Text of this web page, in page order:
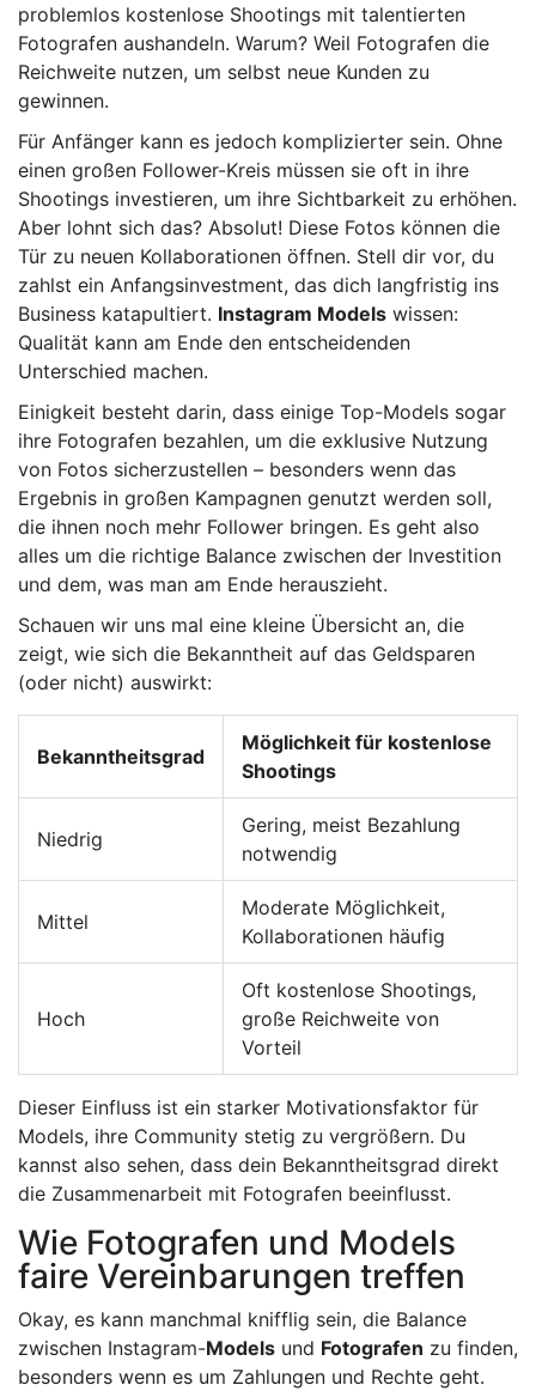
problemlos kostenlose Shootings mit talentierten
Fotografen aushandeln. Warum? Weil Fotografen die
Reichweite nutzen, um selbst neue Kunden zu
gewinnen.
Für Anfänger kann es jedoch komplizierter sein. Ohne
einen großen Follower-Kreis müssen sie oft in ihre
Shootings investieren, um ihre Sichtbarkeit zu erhöhen.
Aber lohnt sich das? Absolut! Diese Fotos können die
Tür zu neuen Kollaborationen öffnen. Stell dir vor, du
zahlst ein Anfangsinvestment, das dich langfristig ins
Business katapultiert. Instagram Models wissen:
Qualität kann am Ende den entscheidenden
Unterschied machen.
Einigkeit besteht darin, dass einige Top-Models sogar
ihre Fotografen bezahlen, um die exklusive Nutzung
von Fotos sicherzustellen – besonders wenn das
Ergebnis in großen Kampagnen genutzt werden soll,
die ihnen noch mehr Follower bringen. Es geht also
alles um die richtige Balance zwischen der Investition
und dem, was man am Ende herauszieht.
Schauen wir uns mal eine kleine Übersicht an, die
zeigt, wie sich die Bekanntheit auf das Geldsparen
(oder nicht) auswirkt:
Bekanntheitsgrad
Möglichkeit für kostenlose
Shootings
Niedrig
Gering, meist Bezahlung
notwendig
Mittel
Moderate Möglichkeit,
Kollaborationen häufig
Hoch
Oft kostenlose Shootings,
große Reichweite von
Vorteil
Dieser Einfluss ist ein starker Motivationsfaktor für
Models, ihre Community stetig zu vergrößern. Du
kannst also sehen, dass dein Bekanntheitsgrad direkt
die Zusammenarbeit mit Fotografen beeinflusst.
Wie Fotografen und Models
faire Vereinbarungen treffen
Okay, es kann manchmal knifflig sein, die Balance
zwischen Instagram-Models und Fotografen zu finden,
besonders wenn es um Zahlungen und Rechte geht.